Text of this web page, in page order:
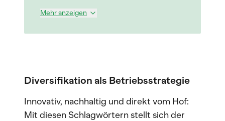
Mehr anzeigen
Diversifikation als Betriebsstrategie
Innovativ, nachhaltig und direkt vom Hof:
Mit diesen Schlagwörtern stellt sich der